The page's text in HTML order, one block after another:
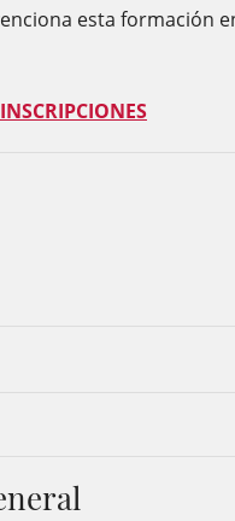
esta formación